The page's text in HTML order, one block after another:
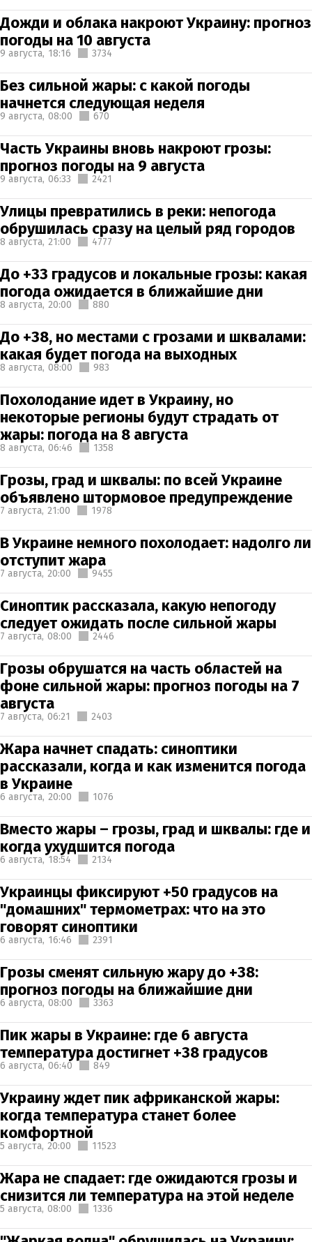
Дожди и облака накроют Украину: прогноз
погоды на 10 августа
9 августа, 18:16 3734
Без сильной жары: с какой погоды
начнется следующая неделя
9 августа, 08:00 670
Часть Украины вновь накроют грозы:
прогноз погоды на 9 августа
9 августа, 06:33 2421
Улицы превратились в реки: непогода
обрушилась сразу на целый ряд городов
8 августа, 21:00 4777
До +33 градусов и локальные грозы: какая
погода ожидается в ближайшие дни
8 августа, 20:00 880
До +38, но местами с грозами и шквалами:
какая будет погода на выходных
8 августа, 08:00 983
Похолодание идет в Украину, но
некоторые регионы будут страдать от
жары: погода на 8 августа
8 августа, 06:46 1358
Грозы, град и шквалы: по всей Украине
объявлено штормовое предупреждение
7 августа, 21:00 1978
В Украине немного похолодает: надолго ли
отступит жара
7 августа, 20:00 9455
Синоптик рассказала, какую непогоду
следует ожидать после сильной жары
7 августа, 08:00 2446
Грозы обрушатся на часть областей на
фоне сильной жары: прогноз погоды на 7
августа
7 августа, 06:21 2403
Жара начнет спадать: синоптики
рассказали, когда и как изменится погода
в Украине
6 августа, 20:00 1076
Вместо жары – грозы, град и шквалы: где и
когда ухудшится погода
6 августа, 18:54 2134
Украинцы фиксируют +50 градусов на
"домашних" термометрах: что на это
говорят синоптики
6 августа, 16:46 2391
Грозы сменят сильную жару до +38:
прогноз погоды на ближайшие дни
6 августа, 08:00 3363
Пик жары в Украине: где 6 августа
температура достигнет +38 градусов
6 августа, 06:40 849
Украину ждет пик африканской жары:
когда температура станет более
комфортной
5 августа, 20:00 11523
Жара не спадает: где ожидаются грозы и
снизится ли температура на этой неделе
5 августа, 08:00 1336